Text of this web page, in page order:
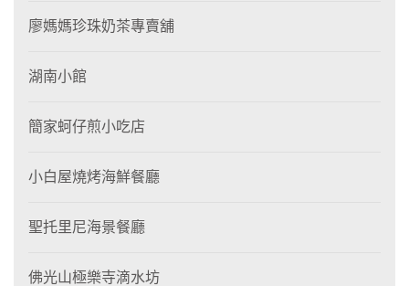
廖媽媽珍珠奶茶專賣舖
湖南小館
簡家蚵仔煎小吃店
小白屋燒烤海鮮餐廳
聖托里尼海景餐廳
佛光山極樂寺滴水坊